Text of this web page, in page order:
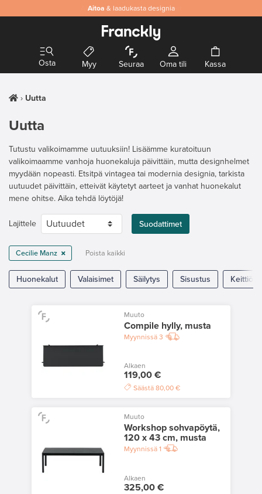
Aitoa & laadukasta designia
Osta Myy Seuraa Oma tili Kassa
Uutta
Uutta
Tutustu valikoimamme uutuuksiin! Lisäämme kuratoituun
valikoimaamme vanhoja huonekaluja päivittäin, mutta designhelmet
myydään nopeasti. Etsitpä vintagea tai modernia designia, tarkista
uutuudet päivittäin, etteivät käytetyt aarteet ja vanhat huonekalut
mene ohitse. Aika tehdä löytöjä!
Lajittele Suodattimet
Cecilie Manz Poista kaikki
Huonekalut Valaisimet Säilytys Sisustus Keittiö
Muuto
Compile hylly, musta
Myynnissä3
Alkaen
119,00 €
Säästä 80,00 €
Muuto
Workshop sohvapöytä,
120 x 43 cm, musta
Myynnissä1
Alkaen
325,00 €